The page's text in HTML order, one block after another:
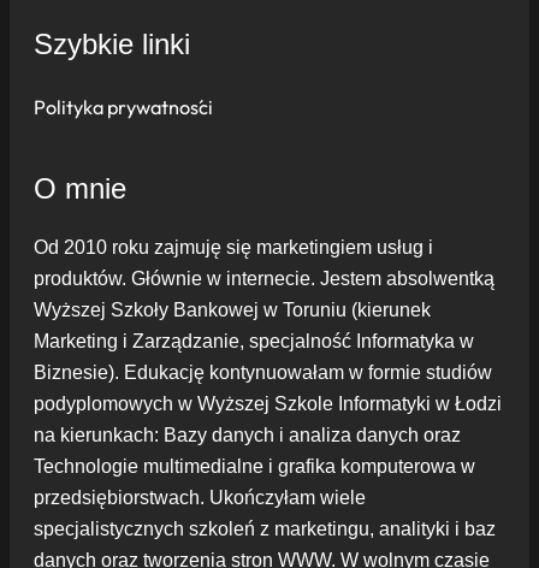
Szybkie linki
Polityka prywatności
O mnie
Od 2010 roku zajmuję się marketingiem usług i
produktów. Głównie w internecie. Jestem absolwentką
Wyższej Szkoły Bankowej w Toruniu (kierunek
Marketing i Zarządzanie, specjalność Informatyka w
Biznesie). Edukację kontynuowałam w formie studiów
podyplomowych w Wyższej Szkole Informatyki w Łodzi
na kierunkach: Bazy danych i analiza danych oraz
Technologie multimedialne i grafika komputerowa w
przedsiębiorstwach. Ukończyłam wiele
specjalistycznych szkoleń z marketingu, analityki i baz
danych oraz tworzenia stron WWW. W wolnym czasie